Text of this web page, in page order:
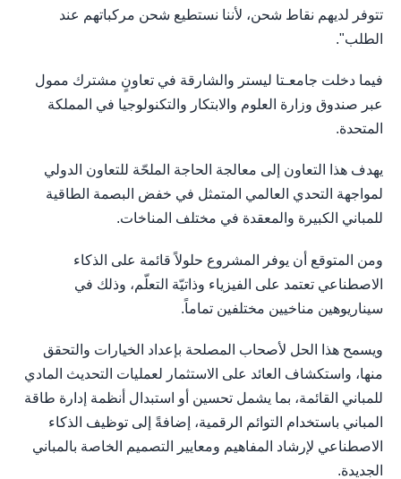
تتوفر لديهم نقاط شحن، لأننا نستطيع شحن مركباتهم عند
الطلب".
فيما دخلت جامعـتا ليستر والشارقة في تعاونٍ مشترك ممول
عبر صندوق وزارة العلوم والابتكار والتكنولوجيا في المملكة
المتحدة.
يهدف هذا التعاون إلى معالجة الحاجة الملحّة للتعاون الدولي
لمواجهة التحدي العالمي المتمثل في خفض البصمة الطاقية
للمباني الكبيرة والمعقدة في مختلف المناخات.
ومن المتوقع أن يوفر المشروع حلولاً قائمة على الذكاء
الاصطناعي تعتمد على الفيزياء وذاتيّة التعلّم، وذلك في
سيناريوهين مناخيين مختلفين تماماً.
ويسمح هذا الحل لأصحاب المصلحة بإعداد الخيارات والتحقق
منها، واستكشاف العائد على الاستثمار لعمليات التحديث المادي
للمباني القائمة، بما يشمل تحسين أو استبدال أنظمة إدارة طاقة
المباني باستخدام التوائم الرقمية، إضافةً إلى توظيف الذكاء
الاصطناعي لإرشاد المفاهيم ومعايير التصميم الخاصة بالمباني
الجديدة.